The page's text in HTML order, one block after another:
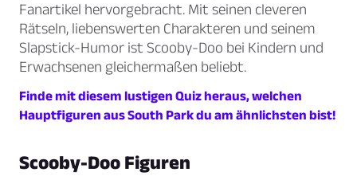
Fanartikel hervorgebracht. Mit seinen cleveren
Rätseln, liebenswerten Charakteren und seinem
Slapstick-Humor ist Scooby-Doo bei Kindern und
Erwachsenen gleichermaßen beliebt.
Finde mit diesem lustigen Quiz heraus, welchen
Hauptfiguren aus South Park du am ähnlichsten bist!
Scooby-Doo Figuren